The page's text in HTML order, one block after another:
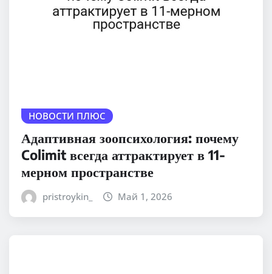
НОВОСТИ ПЛЮС
Адаптивная зоопсихология: почему
Colimit всегда аттрактирует в 11-
мерном пространстве
pristroykin_ Май 1, 2026